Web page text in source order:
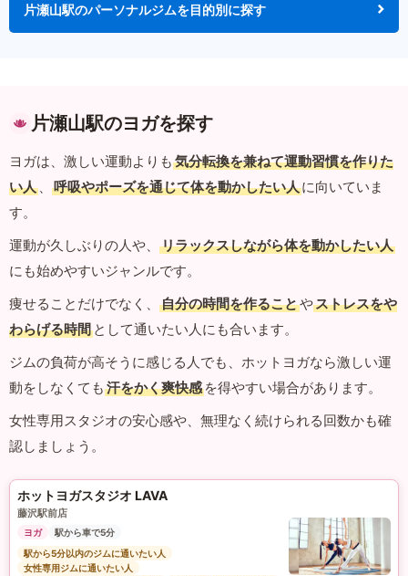
片瀬山駅のパーソナルジムを目的別に探す
片瀬山駅のヨガを探す
ヨガは、激しい運動よりも 気分転換を兼ねて運動習慣を作りた
い人 、 呼吸やポーズを通じて体を動かしたい人に向いていま
す。
運動が久しぶりの人や、
リラックスしながら体を動かしたい人
にも始めやすいジャンルです。
痩せることだけでなく、
自分の時間を作ることやストレスをや
わらげる時間 として通いたい人にも合います。
ジムの負荷が高そうに感じる人でも、ホットヨガなら激しい運
動をしなくても 汗をかく爽快感 を得やすい場合があります。
女性専用スタジオの安心感や、無理なく続けられる回数かも確
認しましょう。
ホットヨガスタジオ LAVA
藤沢駅前店
ヨガ
駅から車で5分
駅から5分以内のジムに通いたい人
女性専用ジムに通いたい人